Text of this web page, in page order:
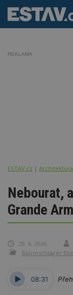
REKLAMA
ESTAV.cz Architektura
Nebourat,
Grande
29. 6. 2026
Baumschlager
08:31